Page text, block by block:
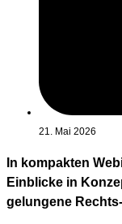
21. Mai 2026
In kompakten
Einblicke in
gelungene